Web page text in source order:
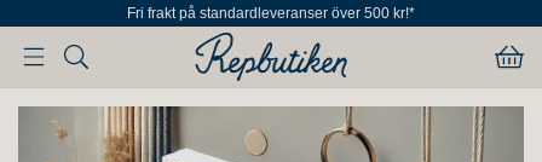
Fri frakt på standardleveranser över 500 kr!*